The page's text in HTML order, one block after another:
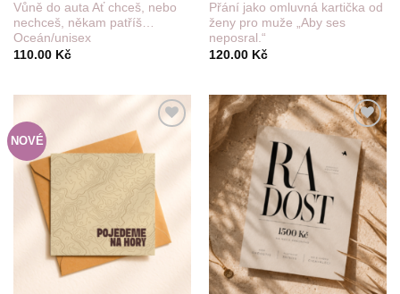
Vůně do auta Ať chceš, nebo
nechceš, někam patříš…
Oceán/unisex
110.00 Kč
Přání jako omluvná kartička od
ženy pro muže „Aby ses
neposral.“
120.00 Kč
NOVÉ
seznamu
Do
seznamu
přání